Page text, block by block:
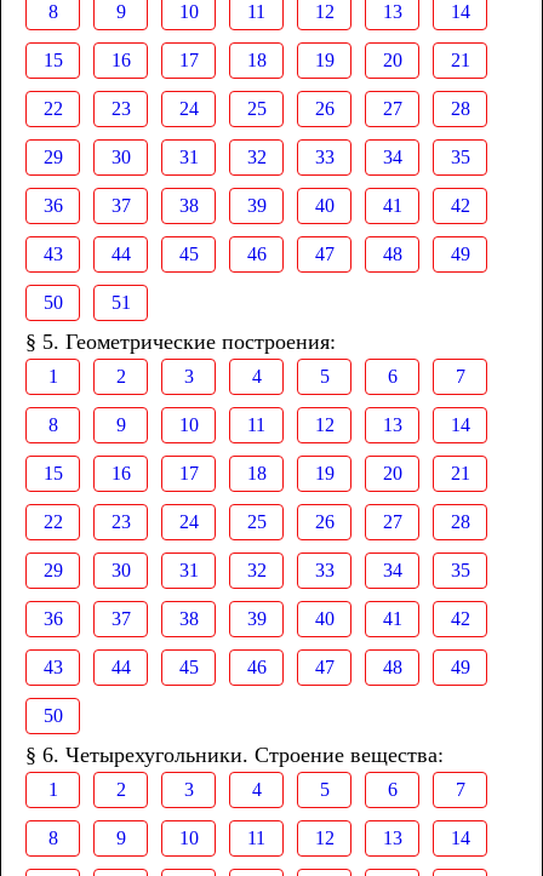
8 9 10 11 12 13 14
15 16 17 18 19 20 21
22 23 24 25 26 27 28
29 30 31 32 33 34 35
36 37 38 39 40 41 42
43 44 45 46 47 48 49
50 51
§ 5. Геометрические построения:
1 2 3 4 5 6 7
8 9 10 11 12 13 14
15 16 17 18 19 20 21
22 23 24 25 26 27 28
29 30 31 32 33 34 35
36 37 38 39 40 41 42
43 44 45 46 47 48 49
50
§ 6. Четырехугольники. Строение вещества:
1 2 3 4 5 6 7
8 9 10 11 12 13 14